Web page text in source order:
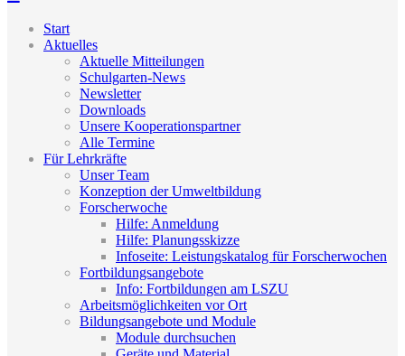
Start
Aktuelles
Aktuelle Mitteilungen
Schulgarten-News
Newsletter
Downloads
Unsere Kooperationspartner
Alle Termine
Für Lehrkräfte
Unser Team
Konzeption der Umweltbildung
Forscherwoche
Hilfe: Anmeldung
Hilfe: Planungsskizze
Infoseite: Leistungskatalog für Forscherwochen
Fortbildungsangebote
Info: Fortbildungen am LSZU
Arbeitsmöglichkeiten vor Ort
Bildungsangebote und Module
Module durchsuchen